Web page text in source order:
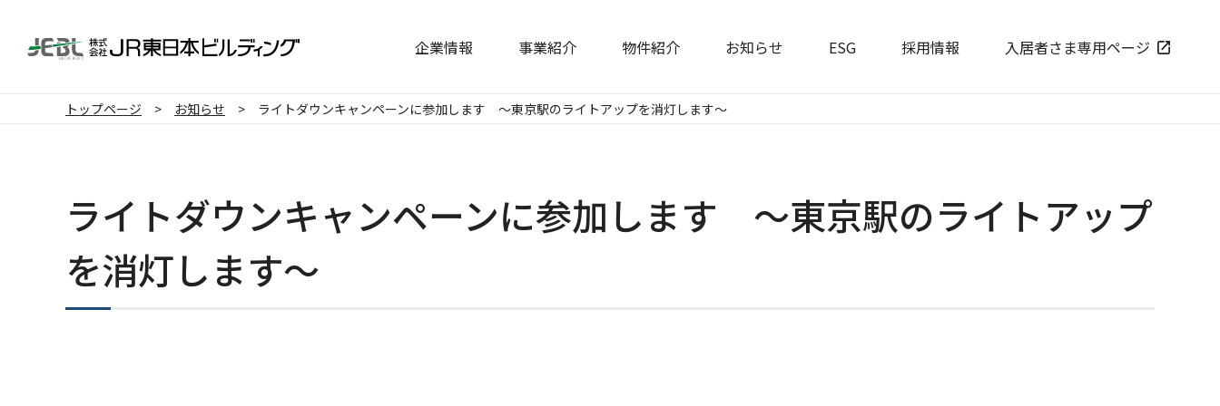
企業情報 事業紹介 物件紹介 お知らせ ESG 採用情報 入居者さま専用ページ
トップページ お知らせ ライトダウンキャンペーンに参加します ～東京駅のライトアップを消灯します～
ライトダウンキャンペーンに参加します ～東京駅のライトアップ
を消灯します～